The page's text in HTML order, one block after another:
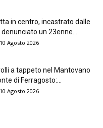
in centro, incastrato dalle
un 23enne...
10 Agosto 2026
a tappeto nel Mantovano
di Ferragosto:...
10 Agosto 2026